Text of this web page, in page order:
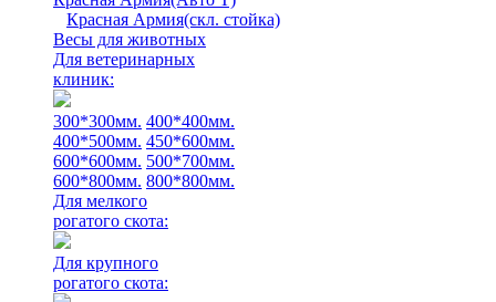
Красная Армия(скл. стойка)
Весы для животных
Для ветеринарных
клиник:
300*300мм. 400*400мм.
400*500мм. 450*600мм.
600*600мм. 500*700мм.
600*800мм. 800*800мм.
Для мелкого
рогатого скота:
Для крупного
рогатого скота: